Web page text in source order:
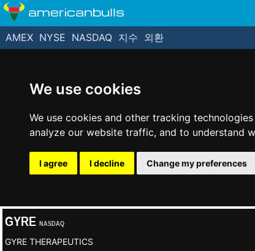
We use cookies
We use cookies and other tracking
analyze our website traffic, and to understand
I agree I decline Change my preferences
americanbulls
AMEX NYSE NASDAQ 지수 외환
GYRE NASDAQ
GYRE THERAPEUTICS